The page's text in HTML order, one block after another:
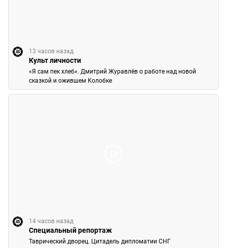
13 часов назад
Культ личности
«Я сам пек хлеб». Дмитрий Журавлёв о работе над новой
сказкой и ожившем Колобке
14 часов назад
Специальный репортаж
Таврический дворец. Цитадель дипломатии СНГ